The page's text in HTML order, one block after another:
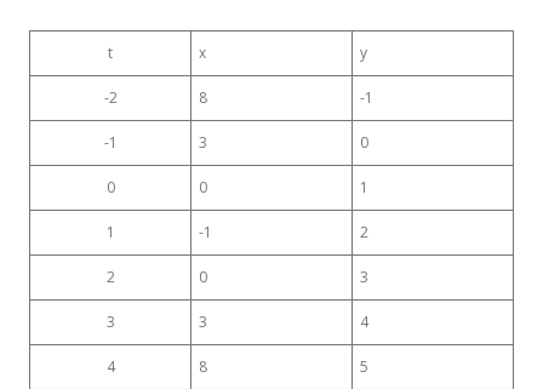
t x y
-2 8 -1
-1 3 0
0 0 1
1 -1 2
2 0 3
3 3 4
4 8 5